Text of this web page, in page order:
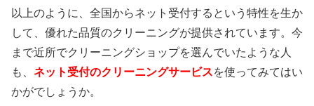
以上のように、全国からネット受付するという特性を生か
して、優れた品質のクリーニングが提供されています。今
まで近所でクリーニングショップを選んでいたような人
も、 ネット受付のクリーニングサービスを使ってみてはい
かがでしょうか。